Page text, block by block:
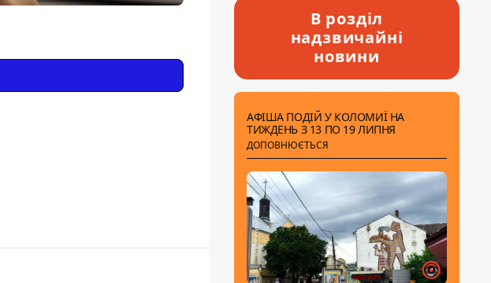
В розділ
надзвичайні
новини
АФІША ПОДІЙ У КОЛОМИЇ НА
ТИЖДЕНЬ З 13 ПО 19 ЛИПНЯ
ДОПОВНЮЄТЬСЯ